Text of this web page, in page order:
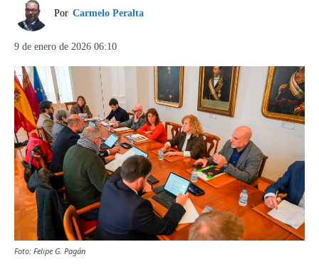
Por Carmelo Peralta
9 de enero de 2026 06:10
Foto: Felipe G. Pagán